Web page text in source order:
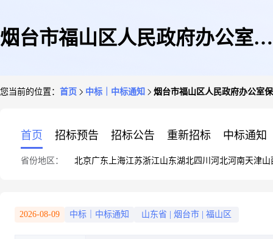
烟台市福山区人民政府办公室保
您当前的位置： 首页 中标｜中标通知 烟台市福山区人民政府办公室
首页 招标预告 招标公告 重新招标 中标通知
省份地区： 北京广东 上海江苏浙江山东湖北四川 河北河南天津山
2026-08-09 中标｜中标通知 山东省 烟台市 福山区